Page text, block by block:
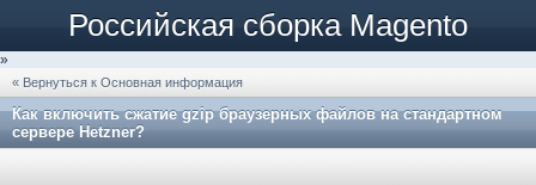
Российская сборка Magento
»
« Вернуться к Основная информация
Как включить сжатие gzip браузерных файлов на стандартном
сервере Hetzner?